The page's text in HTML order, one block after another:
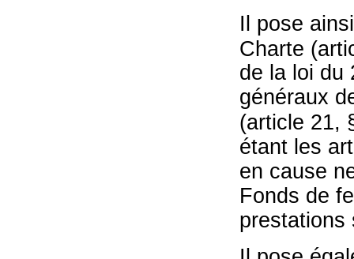
Il pose
Charte
de la loi du
généraux
(article 21,
étant les
en cause
Fonds de
prestations